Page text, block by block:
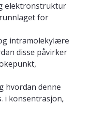
elektronstruktur
for
intramolekylære
disse påvirker
hvordan denne
i konsentrasjon,